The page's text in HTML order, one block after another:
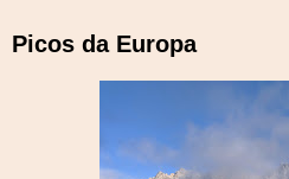
Picos da Europa